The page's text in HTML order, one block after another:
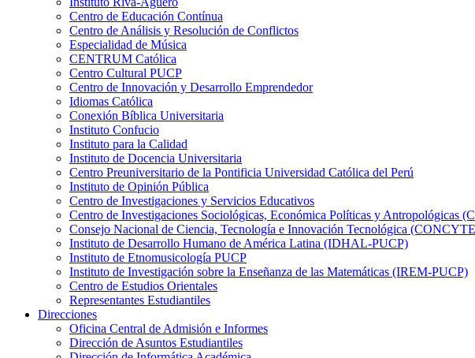
Centro de Educación Contínua
Centro de Análisis y Resolución de Conflictos
Especialidad de Música
CENTRUM Católica
Centro Cultural PUCP
Centro de Innovación y Desarrollo Emprendedor
Idiomas Católica
Conexión Bíblica Universitaria
Instituto Confucio
Instituto para la Calidad
Instituto de Docencia Universitaria
Centro Preuniversitario de la Pontificia Universidad Católica del Perú
Instituto de Opinión Pública
Centro de Investigaciones y Servicios Educativos
Centro de Investigaciones Sociológicas, Económica Políticas y Antropológicas
Consejo Nacional de Ciencia, Tecnología e Innovación Tecnológica
Instituto de Desarrollo Humano de América Latina (IDHAL-PUCP)
Instituto de Etnomusicología PUCP
Instituto de Investigación sobre la Enseñanza de las Matemáticas (IREM-PUCP)
Centro de Estudios Orientales
Representantes Estudiantiles
Direcciones
Oficina Central de Admisión e Informes
Dirección de Asuntos Estudiantiles